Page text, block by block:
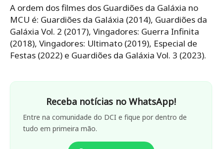
A ordem dos filmes dos Guardiões da Galáxia no
MCU é: Guardiões da Galáxia (2014), Guardiões da
Galáxia Vol. 2 (2017), Vingadores: Guerra Infinita
(2018), Vingadores: Ultimato (2019), Especial de
Festas (2022) e Guardiões da Galáxia Vol. 3 (2023).
Receba notícias no WhatsApp!
Entre na comunidade do DCI e fique por dentro de
tudo em primeira mão.